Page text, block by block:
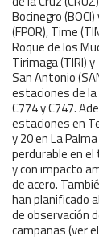
Bocinegro
(FPOR), Time
Roque de los
Tirimaga (TIRI) y
San Antonio
estaciones de la
C774 y C747.
estaciones en
y 20 en La
perdurable en
y con impacto
de acero.
han planificado
de observación
campañas (ver